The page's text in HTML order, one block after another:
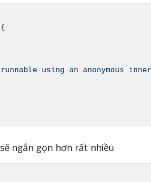
{
using an anonymous
ngắn gọn hơn rất nhiều